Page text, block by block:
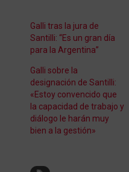
Galli tras la jura de
Santilli: “Es un gran día
para la Argentina”
Galli sobre la
designación de Santilli:
«Estoy convencido que
la capacidad de trabajo y
diálogo le harán muy
bien a la gestión»